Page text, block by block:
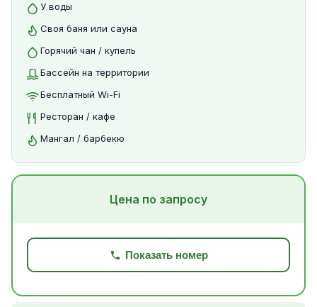
У воды
Своя баня или сауна
Горячий чан / купель
Бассейн на территории
Бесплатный Wi-Fi
Ресторан / кафе
Мангал / барбекю
Цена по запросу
Показать номер